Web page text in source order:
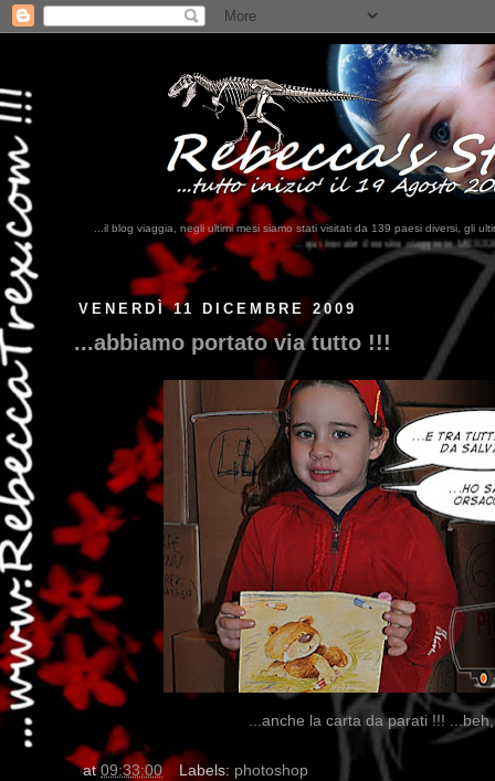
...il blog viaggia, negli ultimi mesi siamo stati visitati da 139 paesi diversi, gli
...qui trovate il nostro viaggio in MESSICO 2023...clikka qui !!!
VENERDÌ 11 DICEMBRE 2009
...abbiamo portato via tutto !!!
...anche la carta da parati !!!
at09:33:00 Labels: photoshop